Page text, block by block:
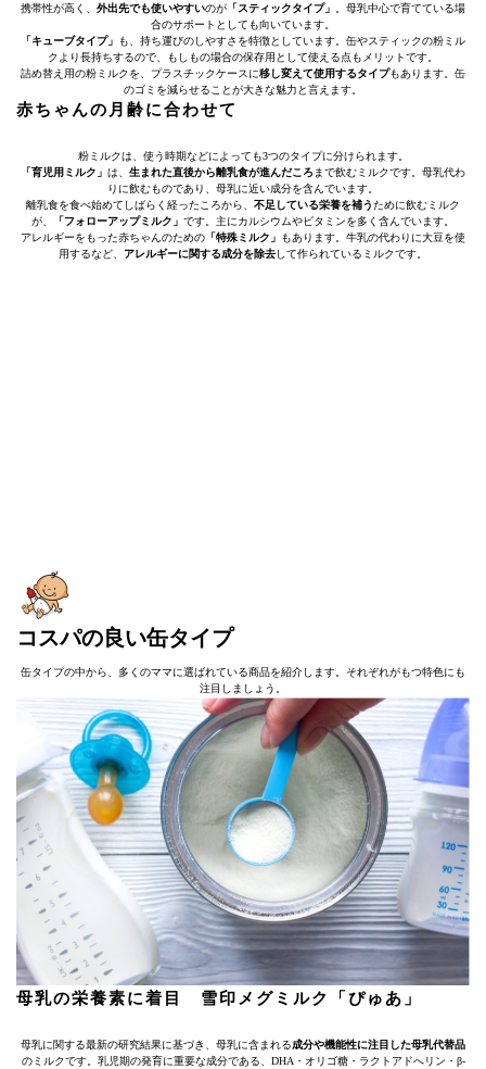
携帯性が高く、 外出先でも使いやすいのが 「スティックタイプ」 。母乳中心で育てている場
合のサポートとしても向いています。
「キューブタイプ」
も、持ち運びのしやすさを特徴としています。缶やスティックの粉ミル
クより長持ちするので、もしもの場合の保存用として使える点もメリットです。
詰め替え用の粉ミルクを、プラスチックケースに移し変えて使用するタイプもあります。缶
のゴミを減らせることが大きな魅力と言えます。
赤ちゃんの月齢に合わせて
粉ミルクは、使う時期などによっても3つのタイプに分けられます。
「育児用ミルク」 は、 生まれた直後から離乳食が進んだころ まで飲むミルクです。母乳代わ
りに飲むものであり、母乳に近い成分を含んでいます。
離乳食を食べ始めてしばらく経ったころから、 不足している栄養を補うために飲むミルク
が、
「フォローアップミルク」 です。主にカルシウムやビタミンを多く含んでいます。
アレルギーをもった赤ちゃんのための 「特殊ミルク」
もあります。牛乳の代わりに大豆を使
用するなど、 アレルギーに関する成分を除去して作られているミルクです。
コスパの良い缶タイプ
缶タイプの中から、多くのママに選ばれている商品を紹介します。それぞれがもつ特色にも
注目しましょう。
母乳の栄養素に着目 雪印メグミルク「ぴゅあ」
母乳に関する最新の研究結果に基づき、母乳に含まれる成分や機能性に注目した母乳代替品
のミルクです。乳児期の発育に重要な成分である、DHA・オリゴ糖・ラクトアドへリン・β-